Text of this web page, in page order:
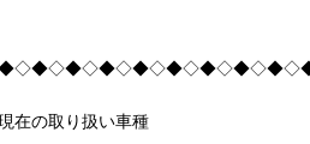
在の取り扱い車種